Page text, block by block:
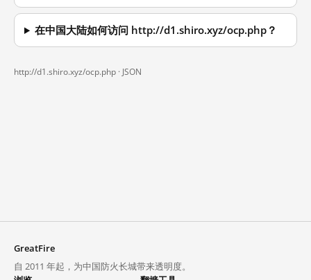
在中国大陆如何访问 http://d1.shiro.xyz/ocp.php？
http://d1.shiro.xyz/ocp.php · JSON
GreatFire
自 2011 年起，为中国防火长城带来透明度。